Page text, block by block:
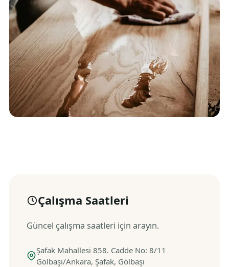
Çalışma Saatleri
Güncel çalışma saatleri için arayın.
Şafak Mahallesi 858. Cadde No: 8/11
Gölbaşı/Ankara, Şafak, Gölbaşı